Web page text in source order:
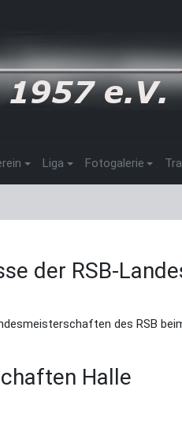
Liga Fotogalerie
der RSB-
des RSB
Halle